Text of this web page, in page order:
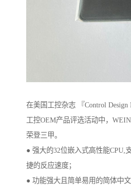
在美国工控杂志 『Control Design
工控OEM产品评选活动中，
荣登三甲。
● 强大的32位嵌入式高性能CPU,
捷的反应速度；
● 功能强大且简单易用的简体中